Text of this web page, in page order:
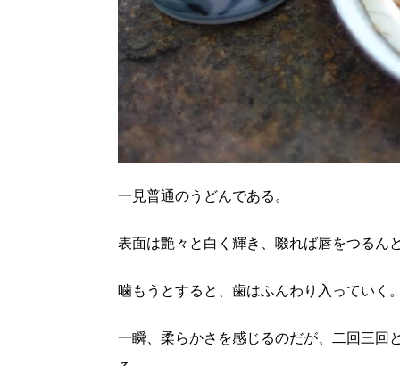
一見普通のうどんである。
表面は艶々と白く輝き、啜れば唇をつるん
噛もうとすると、歯はふんわり入っていく
一瞬、柔らかさを感じるのだが、二回三回